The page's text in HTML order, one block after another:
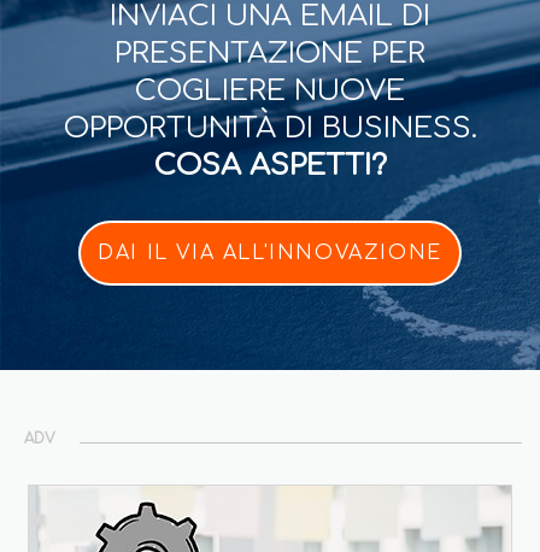
INVIACI UNA EMAIL DI
PRESENTAZIONE PER
COGLIERE NUOVE
OPPORTUNITÀ DI BUSINESS.
COSA ASPETTI?
DAI IL VIA ALL'INNOVAZIONE
ADV